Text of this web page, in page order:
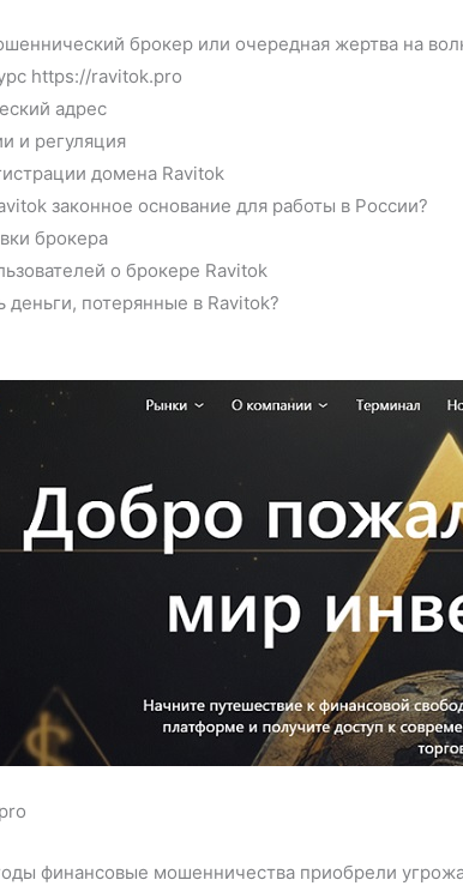
брокер или очередная жертва на
https://ravitok.pro
адрес
и регуляция
домена Ravitok
законное основание для работы в России?
брокера
о брокере Ravitok
деньги, потерянные в Ravitok?
финансовые мошенничества приобрели